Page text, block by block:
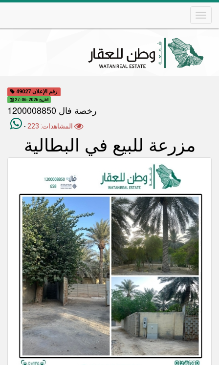
Skip
رقم الإعلان 49027
التاريخ 2026-06-27
رخصة فال 1200008850
-
مزرعة للبيع في البطالية